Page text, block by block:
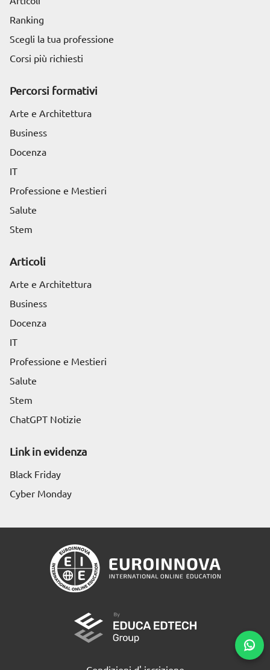
Ranking
Scegli la tua professione
Corsi più richiesti
Percorsi formativi
Arte e Architettura
Business
Docenza
IT
Professione e Mestieri
Salute
Stem
Articoli
Arte e Architettura
Business
Docenza
IT
Professione e Mestieri
Salute
Stem
ChatGPT Notizie
Link in evidenza
Black Friday
Cyber Monday